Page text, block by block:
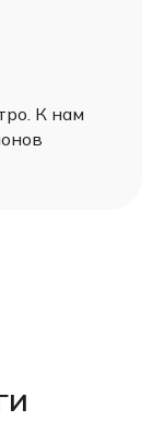
К нам